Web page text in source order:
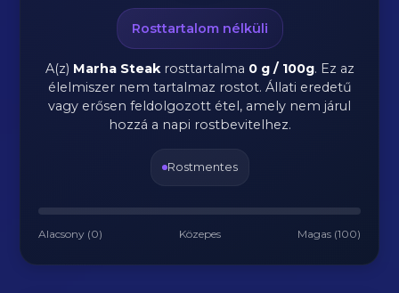
Rosttartalom nélküli
A(z) Marha Steakrosttartalma 0 g / 100g. Ez az
élelmiszer nem tartalmaz rostot. Állati eredetű
vagy erősen feldolgozott étel, amely nem járul
hozzá a napi rostbevitelhez.
Rostmentes
Alacsony (0) Közepes Magas (100)